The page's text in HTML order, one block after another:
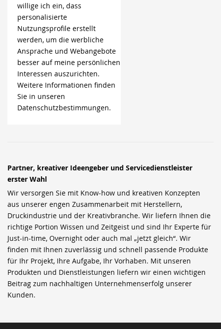
willige ich ein, dass
personalisierte
Nutzungsprofile erstellt
werden, um die werbliche
Ansprache und Webangebote
besser auf meine persönlichen
Interessen auszurichten.
Weitere Informationen finden
Sie in unseren
Datenschutzbestimmungen.
Partner, kreativer Ideengeber und Servicedienstleister
erster Wahl
Wir versorgen Sie mit Know-how und kreativen Konzepten
aus unserer engen Zusammenarbeit mit Herstellern,
Druckindustrie und der Kreativbranche. Wir liefern Ihnen die
richtige Portion Wissen und Zeitgeist und sind Ihr Experte für
Just-in-time, Overnight oder auch mal „jetzt gleich“. Wir
finden mit Ihnen zuverlässig und schnell passende Produkte
für Ihr Projekt, Ihre Aufgabe, Ihr Vorhaben. Mit unseren
Produkten und Dienstleistungen liefern wir einen wichtigen
Beitrag zum nachhaltigen Unternehmenserfolg unserer
Kunden.